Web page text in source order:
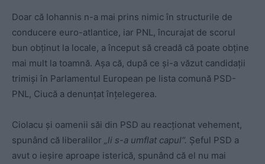
Doar că Iohannis n-a mai prins nimic în structurile de
conducere euro-atlantice, iar PNL, încurajat de scorul
bun obținut la locale, a început să creadă că poate obține
mai mult la toamnă. Așa că, după ce și-a văzut candidații
trimiși în Parlamentul European pe lista comună PSD-
PNL, Ciucă a denunțat înțelegerea.
Ciolacu și oamenii săi din PSD au reacționat vehement,
spunând că liberalilor
„li s-a umflat capul“. Șeful PSD a
avut o ieșire aproape isterică, spunând că el nu mai